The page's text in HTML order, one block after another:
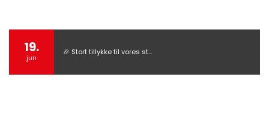
19.
jun
🎉 Stort tillykke til vores st…